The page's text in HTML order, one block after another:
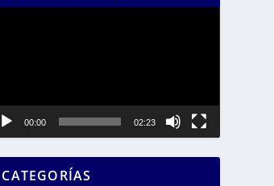
00:00 02:23
CATEGORÍAS